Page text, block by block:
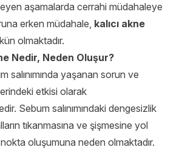
aşamalarda cerrahi müdahaleye
erken müdahale, kalıcı akne
olmaktadır.
Nedir, Neden Oluşur?
salınımında yaşanan sorun ve
etkisi olarak
Sebum salınımındaki dengesizlik
tıkanmasına ve şişmesine yol
oluşumuna neden olmaktadır.